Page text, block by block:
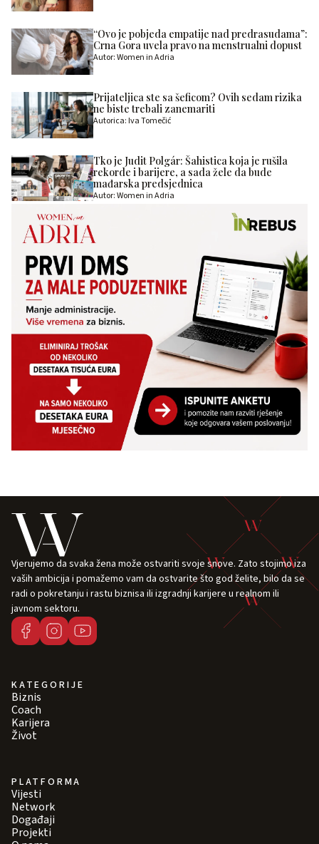
“Ovo je pobjeda empatije nad predrasudama”:
Crna Gora uvela pravo na menstrualni dopust
Autor: Women in Adria
Prijateljica ste sa šeficom? Ovih sedam rizika
ne biste trebali zanemariti
Autorica: Iva Tomečić
Tko je Judit Polgár: Šahistica koja je rušila
rekorde i barijere, a sada žele da bude
mađarska predsjednica
Autor: Women in Adria
Vjerujemo da svaka žena može ostvariti svoje snove. Zato stojimo iza
vaših ambicija i pomažemo vam da ostvarite što god želite, bilo da se
radi o pokretanju i rastu biznisa ili izgradnji karijere u realnom ili
javnom sektoru.
KATEGORIJE
Biznis
Coach
Karijera
Život
PLATFORMA
Vijesti
Network
Događaji
Projekti